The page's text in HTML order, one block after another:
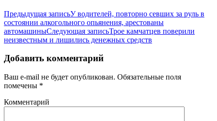
Предыдущая записьУ водителей, повторно севших за руль в
состоянии алкогольного опьянения, арестованы
автомашиныСледующая записьТрое камчатцев поверили
неизвестным и лишились денежных средств
Добавить комментарий
Ваш e-mail не будет опубликован. Обязательные поля
помечены *
Комментарий